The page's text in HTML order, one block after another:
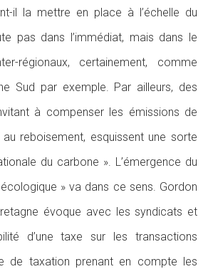
il la mettre en place à l’échelle du
pas dans l’immédiat, mais dans le
régionaux, certainement, comme
Sud par exemple. Par ailleurs, des
à compenser les émissions de
au reboisement, esquissent une sorte
du carbone ». L’émergence du
» va dans ce sens. Gordon
évoque avec les syndicats et
d’une taxe sur les transactions
de taxation prenant en compte les